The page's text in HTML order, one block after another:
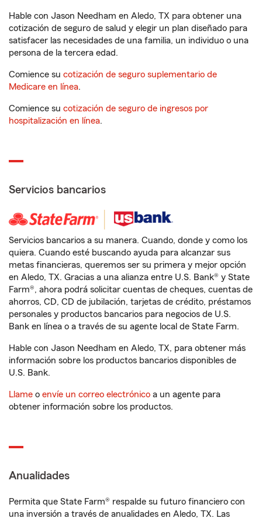
Hable con Jason Needham en Aledo, TX para obtener una
cotización de seguro de salud y elegir un plan diseñado para
satisfacer las necesidades de una familia, un individuo o una
persona de la tercera edad.
Comience su cotización de seguro suplementario de
Medicare en línea.
Comience su cotización de seguro de ingresos por
hospitalización en línea.
Servicios bancarios
Servicios bancarios a su manera. Cuando, donde y como los
quiera. Cuando esté buscando ayuda para alcanzar sus
metas financieras, queremos ser su primera y mejor opción
en Aledo, TX. Gracias a una alianza entre U.S. Bank® y State
Farm®, ahora podrá solicitar cuentas de cheques, cuentas de
ahorros, CD, CD de jubilación, tarjetas de crédito, préstamos
personales y productos bancarios para negocios de U.S.
Bank en línea o a través de su agente local de State Farm.
Hable con Jason Needham en Aledo, TX, para obtener más
información sobre los productos bancarios disponibles de
U.S. Bank.
Llame o envíe un correo electrónico a un agente para
obtener información sobre los productos.
Anualidades
Permita que State Farm® respalde su futuro financiero con
una inversión a través de anualidades en Aledo, TX. Las